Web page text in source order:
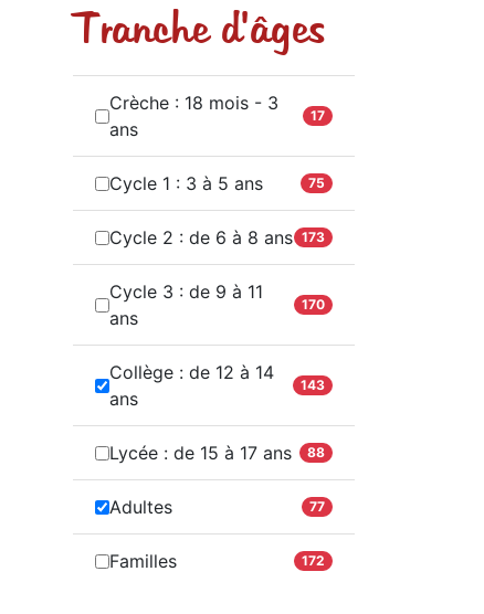
Tranche d'âges
Crèche : 18 mois - 3
ans
17
Cycle 1 : 3 à 5 ans 75
Cycle 2 : de 6 à 8 ans 173
Cycle 3 : de 9 à 11
ans
170
Collège : de 12 à 14
ans
143
Lycée : de 15 à 17 ans 88
Adultes 77
Familles 172